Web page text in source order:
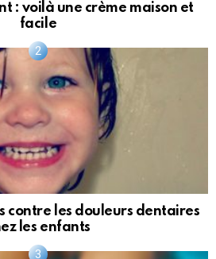
: voilà une crème maison et
facile
contre les douleurs dentaires
les enfants